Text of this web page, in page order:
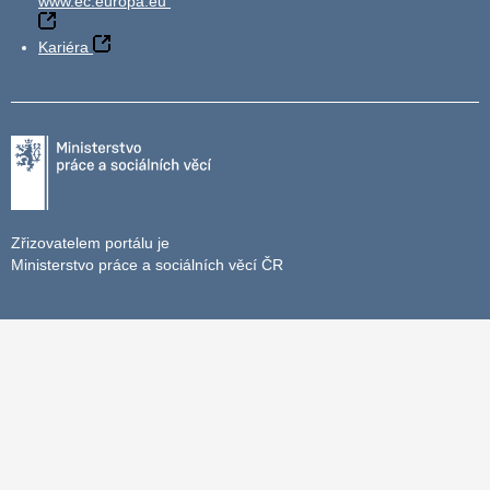
Kariéra
Zřizovatelem portálu je
Ministerstvo práce a sociálních věcí ČR